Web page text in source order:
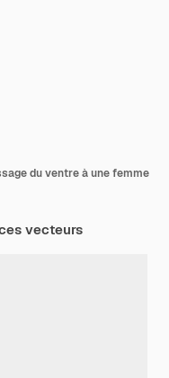
du ventre à une femme
vecteurs